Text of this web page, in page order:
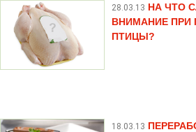
28.03.13 НА ЧТО
ВНИМАНИЕ ПРИ
ПТИЦЫ?
18.03.13